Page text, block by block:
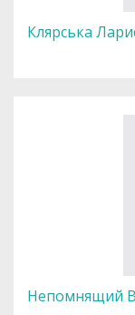
Клярська
Непомнящий